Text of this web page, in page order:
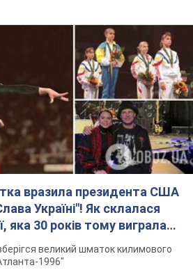
вразила президента США
Україні"! Як склалася
яка 30 років тому виграла
великий шматок килимового
1996"